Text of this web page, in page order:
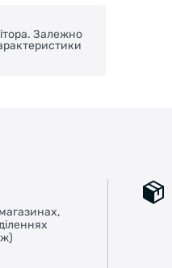
Залежно